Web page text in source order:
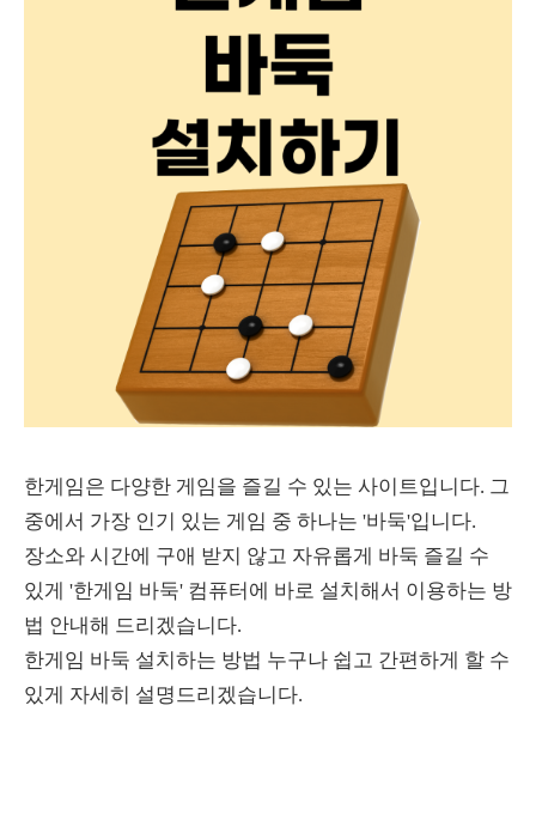
한게임은 다양한 게임을 즐길 수 있는 사이트입니다. 그
중에서 가장 인기 있는 게임 중 하나는 '바둑'입니다.
장소와 시간에 구애 받지 않고 자유롭게 바둑 즐길 수
있게 '한게임 바둑' 컴퓨터에 바로 설치해서 이용하는 방
법 안내해 드리겠습니다.
한게임 바둑 설치하는 방법 누구나 쉽고 간편하게 할 수
있게 자세히 설명드리겠습니다.